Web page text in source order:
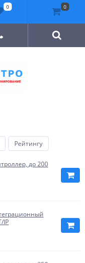
Рейтингу
до 200
IP
0 0